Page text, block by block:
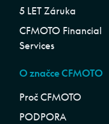
5 LET Záruka
CFMOTO Financial
Services
O značce CFMOTO
Proč CFMOTO
PODPORA